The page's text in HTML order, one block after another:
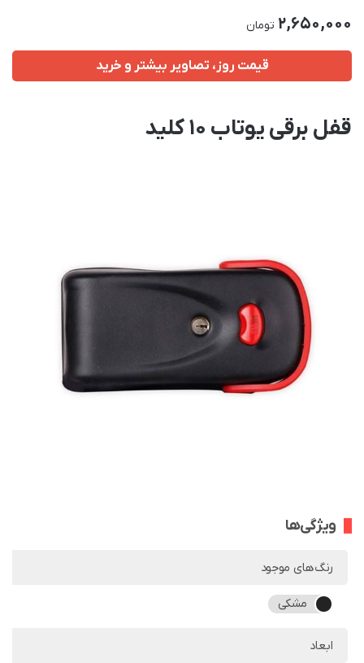
2,650,000 تومان
قیمت روز، تصاویر بیشتر و خرید
قفل برقی یوتاب ۱۰ کلید
ویژگی‌ها
رنگ‌های موجود
مشکی
ابعاد